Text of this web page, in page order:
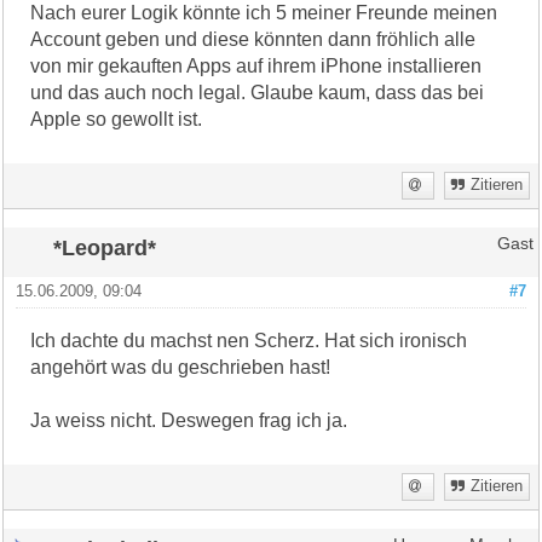
Nach eurer Logik könnte ich 5 meiner Freunde meinen
Account geben und diese könnten dann fröhlich alle
von mir gekauften Apps auf ihrem iPhone installieren
und das auch noch legal. Glaube kaum, dass das bei
Apple so gewollt ist.
Zitieren
*Leopard* Gast
#7
15.06.2009, 09:04
Ich dachte du machst nen Scherz. Hat sich ironisch
angehört was du geschrieben hast!
Ja weiss nicht. Deswegen frag ich ja.
Zitieren